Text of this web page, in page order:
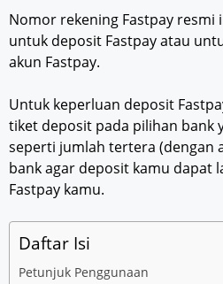
Nomor rekening Fastpay resmi
untuk deposit Fastpay atau
akun Fastpay.
Untuk keperluan deposit
tiket deposit pada pilihan bank
seperti jumlah tertera (dengan
bank agar deposit kamu dapat
Fastpay kamu.
Daftar Isi
Petunjuk Penggunaan